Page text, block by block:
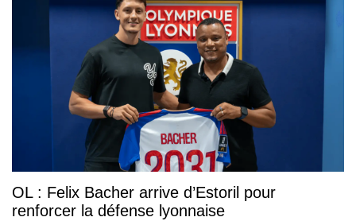
OL : Felix Bacher arrive d’Estoril pour
renforcer la défense lyonnaise